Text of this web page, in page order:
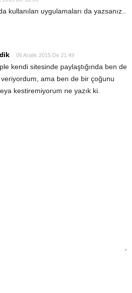
kullanılan uygulamaları da yazsanız..
06 Aralık 2015 De 21:49
kendi sitesinde paylaştığında ben de
veriyordum, ama ben de bir çoğunu
kestiremiyorum ne yazık ki.